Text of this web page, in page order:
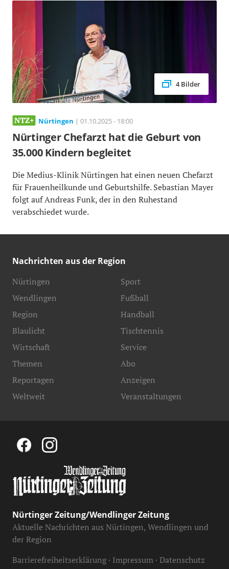
4 Bilder
Nürtingen | 01.10.2025 - 18:00
Nürtinger Chefarzt hat die Geburt von
35.000 Kindern begleitet
Die Medius-Klinik Nürtingen hat einen neuen Chefarzt
für Frauenheilkunde und Geburtshilfe. Sebastian Mayer
folgt auf Andreas Funk, der in den Ruhestand
verabschiedet wurde.
Nachrichten aus der Region
Nürtingen
Wendlingen
Region
Blaulicht
Sport
Fußball
Handball
Tischtennis
Wirtschaft
Themen
Reportagen
Weltweit
Service
Abo
Anzeigen
Veranstaltungen
Nürtinger Zeitung/Wendlinger Zeitung
Aktuelle Nachrichten aus Nürtingen, Wendlingen und
der Region
Barrierefreiheitserklärung Impressum Datenschutz